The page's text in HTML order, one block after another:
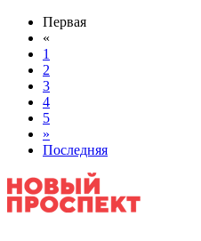
Первая
«
1
2
3
4
5
»
Последняя